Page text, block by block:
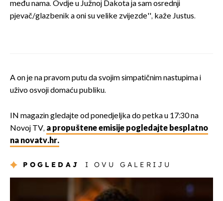
među nama. Ovdje u Južnoj Dakota ja sam osrednji
pjevač/glazbenik a oni su velike zvijezde'', kaže Justus.
A on je na pravom putu da svojim simpatičnim nastupima i
uživo osvoji domaću publiku.
IN magazin gledajte od ponedjeljka do petka u 17:30 na
Novoj TV, a propuštene emisije pogledajte besplatno
na novatv.hr.
POGLEDAJ I OVU GALERIJU